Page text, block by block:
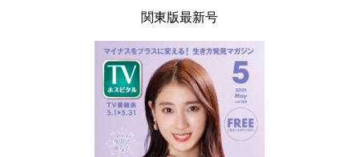
関東版最新号